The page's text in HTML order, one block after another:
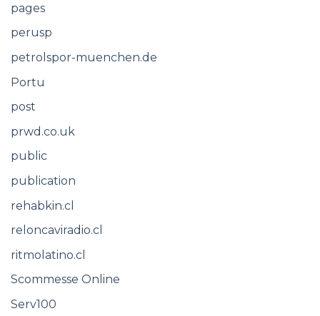
pages
perusp
petrolspor-muenchen.de
Portu
post
prwd.co.uk
public
publication
rehabkin.cl
reloncaviradio.cl
ritmolatino.cl
Scommesse Online
Serv100